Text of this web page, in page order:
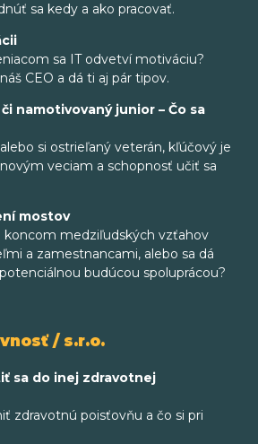
sa kedy a ako pracovať.
sa IT odvetví motiváciu?
CEO a dá ti aj pár tipov.
namotivovaný junior – Čo sa
si ostrieľaný veterán, kľúčový je
veciam a schopnosť učiť sa
mostov
koncom medziľudských vzťahov
a zamestnancami, alebo sa dá
budúcou spoluprácou?
/ s.r.o.
sa do inej zdravotnej
zdravotnú poisťovňu a čo si pri